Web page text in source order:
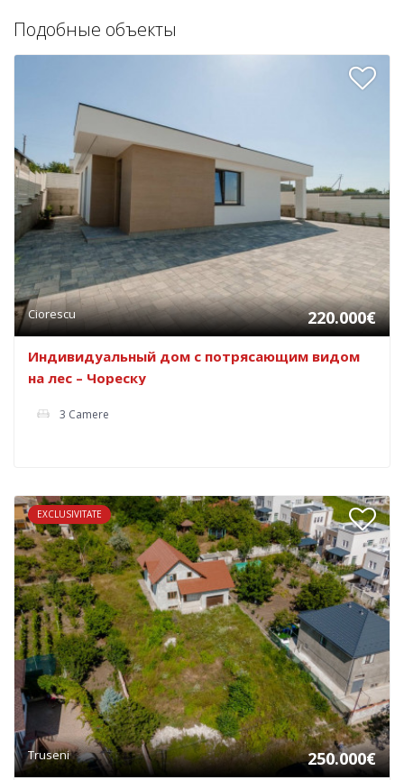
Подобные объекты
Ciorescu 220.000€
Индивидуальный дом с потрясающим видом
на лес – Чореску
3 Camere
EXCLUSIVITATE
Truseni 250.000€